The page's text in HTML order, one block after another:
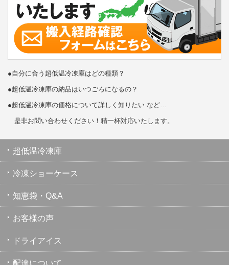
●自分に合う超低温冷凍庫はどの種類？
●超低温冷凍庫の納品はいつごろになるの？
●超低温冷凍庫の価格について詳しく知りたい など…
是非お問い合わせください！精一杯対応いたします。
超低温冷凍庫
冷凍ショーケース
知恵袋・Q&A
お客様の声
ドライアイス
配達について